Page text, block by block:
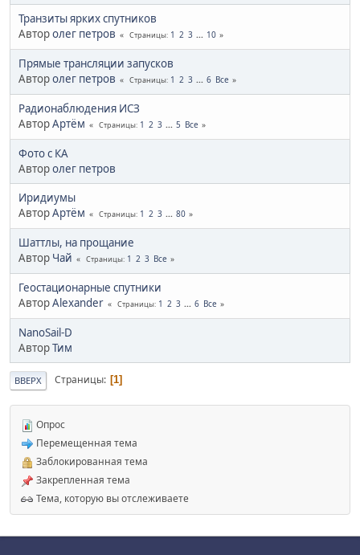
Транзиты ярких спутников
Авторолег петров Страницы 1 2 3 ... 10
Прямые трансляции запусков
Авторолег петров Страницы 1 2 3 ... 6 Все
Радионаблюдения ИСЗ
АвторАртём Страницы 1 2 3 ... 5 Все
Фото с КА
Авторолег петров
Иридиумы
АвторАртём Страницы 1 2 3 ... 80
Шаттлы, на прощание
Автор Чай Страницы 1 2 3 Все
Геостационарные спутники
АвторAlexander Страницы 1 2 3 ... 6 Все
NanoSail-D
АвторТим
ВВЕРХ Страницы 1
Опрос
Перемещенная тема
Заблокированная тема
Закрепленная тема
Тема, которую вы отслеживаете